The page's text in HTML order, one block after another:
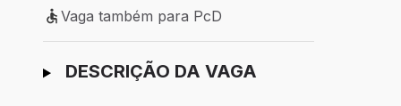
Vaga também para PcD
Vaga também para PcD
Ir para candidatura
DESCRIÇÃO DA VAGA